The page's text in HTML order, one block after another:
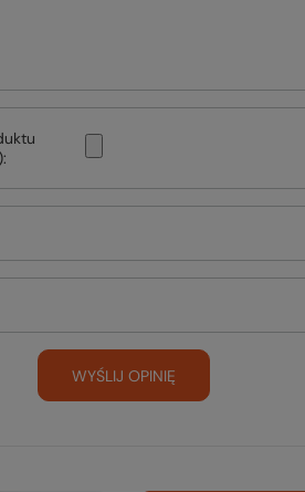
WYŚLIJ OPINIĘ